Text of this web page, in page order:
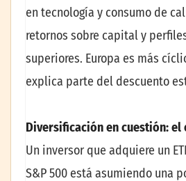
en tecnología y consumo de
retornos sobre capital y
superiores. Europa es más
explica parte del descuento
Diversificación en cuestión: el
Un inversor que adquiere un
S&P 500 está asumiendo una